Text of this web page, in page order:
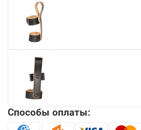
Способы оплаты: